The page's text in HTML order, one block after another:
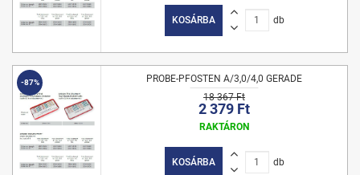
KOSÁRBA db
-87%
PROBE-PFOSTEN A/3,0/4,0 GERADE
18 367 Ft
2 379 Ft
RAKTÁRON
KOSÁRBA db